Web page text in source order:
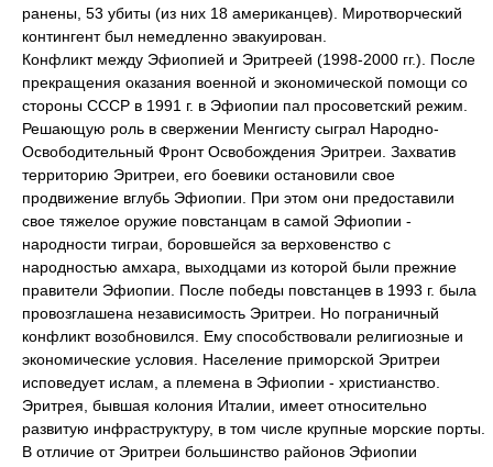
ранены, 53 убиты (из них 18 американцев). Миротворческий
контингент был немедленно эвакуирован.
Конфликт между Эфиопией и Эритреей (1998-2000 гг.). После
прекращения оказания военной и экономической помощи со
стороны СССР в 1991 г. в Эфиопии пал просоветский режим.
Решающую роль в свержении Менгисту сыграл Народно-
Освободительный Фронт Освобождения Эритреи. Захватив
территорию Эритреи, его боевики остановили свое
продвижение вглубь Эфиопии. При этом они предоставили
свое тяжелое оружие повстанцам в самой Эфиопии -
народности тиграи, боровшейся за верховенство с
народностью амхара, выходцами из которой были прежние
правители Эфиопии. После победы повстанцев в 1993 г. была
провозглашена независимость Эритреи. Но пограничный
конфликт возобновился. Ему способствовали религиозные и
экономические условия. Население приморской Эритреи
исповедует ислам, а племена в Эфиопии - христианство.
Эритрея, бывшая колония Италии, имеет относительно
развитую инфраструктуру, в том числе крупные морские порты.
В отличие от Эритреи большинство районов Эфиопии